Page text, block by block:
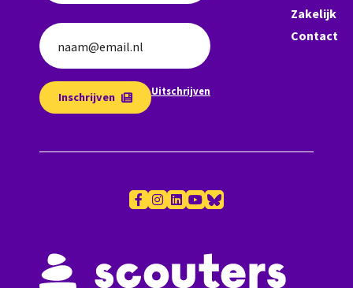
naam@email.nl
Inschrijven Uitschrijven
Zakelijk
Contact